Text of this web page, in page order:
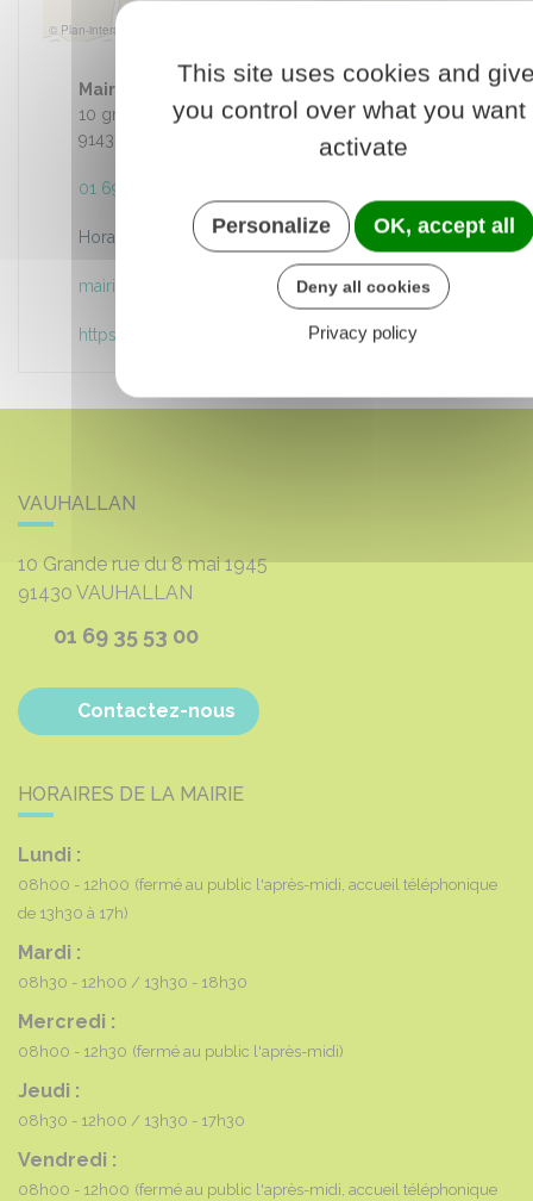
© Plan-interactif
Mairie
10 grande rue du 8 mai 1945
91430 VAUHALLAN
01 69 35 53 00
Horaires d'ouverture
mairie@vauhallan.fr
https://www.vauhallan.fr
VAUHALLAN
10 Grande rue du 8 mai 1945
91430 VAUHALLAN
01 69 35 53 00
Contactez-nous
HORAIRES DE LA MAIRIE
Lundi :
08h00 - 12h00 (fermé au public l'après-midi, accueil téléphonique
de 13h30 à 17h)
Mardi :
08h30 - 12h00 13h30 - 18h30
Mercredi :
08h00 - 12h30 (fermé au public l'après-midi)
Jeudi :
08h30 - 12h00 13h30 - 17h30
Vendredi :
08h00 - 12h00 (fermé au public l'après-midi, accueil téléphonique
This site uses cookies and
you control over what you want
activate
Personalize OK, accept all
Deny all cookies
Privacy policy